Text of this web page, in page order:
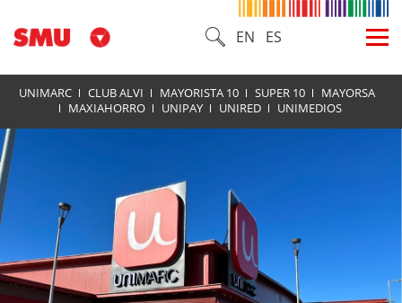
UNIMARC CLUB ALVI MAYORISTA 10 SUPER 10
MAYORSA
MAXIAHORRO
UNIPAY UNIRED UNIMEDIOS
EN ES